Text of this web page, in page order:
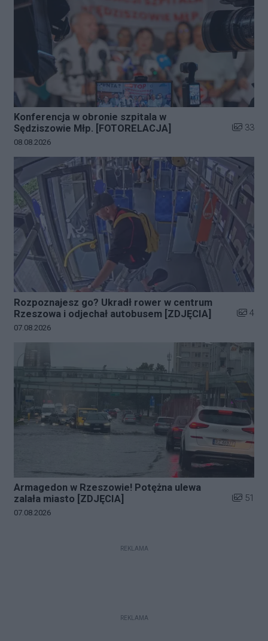
Konferencja w obronie szpitala w
Sędziszowie Młp. [FOTORELACJA]
Liczba
33
Data dodania galerii:
08.08.2026
Rozpoznajesz go? Ukradł rower w centrum
Rzeszowa i odjechał autobusem [ZDJĘCIA]
Liczba
4
Data dodania galerii:
07.08.2026
Armagedon w Rzeszowie! Potężna ulewa
zalała miasto [ZDJĘCIA]
Liczba
51
Data dodania galerii:
07.08.2026
REKLAMA
REKLAMA